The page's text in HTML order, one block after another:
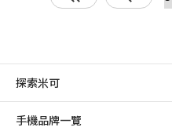
探索米可
手機品牌一覽